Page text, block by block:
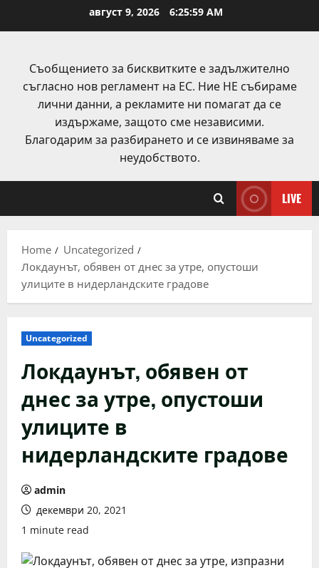
август 9, 2026 6:26:00 AM
Съобщението за бисквитките е задължително
съгласно нов регламент на ЕС. Ние НЕ събираме
лични данни, а рекламите ни помагат да се
издържаме, защото сме независими.
Благодарим за разбирането и се извиняваме за
неудобството.
LIVE
Home
Uncategorized
Локдаунът, обявен от днес за утре, опустоши
улиците в нидерландските градове
Uncategorized
Локдаунът, обявен от
днес за утре, опустоши
улиците в
нидерландските градове
admin
декември 20, 2021
1 minute read